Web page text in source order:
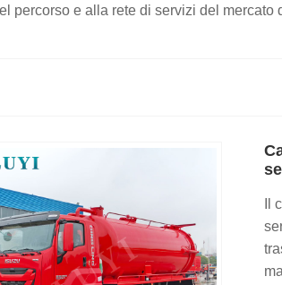
percorso e alla rete di servizi del mercato
Il